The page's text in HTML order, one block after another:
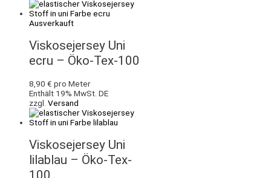
Ausverkauft
Viskosejersey Uni
ecru – Öko-Tex-100
8,90 € pro Meter
Enthält 19% MwSt. DE
zzgl. Versand
Viskosejersey Uni
lilablau – Öko-Tex-